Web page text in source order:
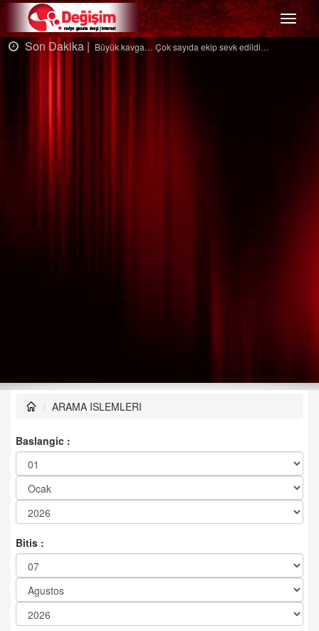
Menü
|Büyük kavga… Çok sayıda ekip sevk edildi…
ARAMA ISLEMLERI
Baslangic :
Bitis :